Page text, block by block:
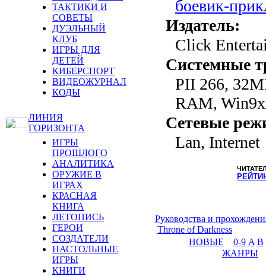
ТАКТИКИ И
СОВЕТЫ
ДУЭЛЬНЫЙ
КЛУБ
ИГРЫ ДЛЯ
ДЕТЕЙ
КИБЕРСПОРТ
ВИДЕОЖУРНАЛ
КОДЫ
ЛИНИЯ
ГОРИЗОНТА
ИГРЫ
ПРОШЛОГО
АНАЛИТИКА
ОРУЖИЕ В
ИГРАХ
КРАСНАЯ
КНИГА
ЛЕТОПИСЬ
ГЕРОИ
СОЗДАТЕЛИ
НАСТОЛЬНЫЕ
ИГРЫ
КНИГИ
боевик-
Издатель:
Click
Системные
PII 266,
RAM,
Сетевые
Lan, Internet
Руководства и
Throne of Darkness
НОВЫЕ
0-9 A B
ЖАНРЫ